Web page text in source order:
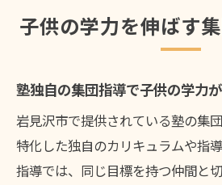
子供の学力を伸ばす
塾独自の集団指導で子供の学力
岩見沢市で提供されている塾の集
特化した独自のカリキュラムや指
指導では、同じ目標を持つ仲間と